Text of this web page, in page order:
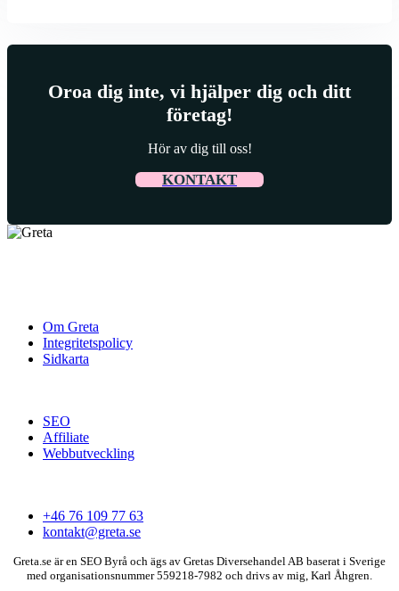
Oroa dig inte, vi hjälper dig och ditt
företag!
Hör av dig till oss!
KONTAKT
Om Greta
Integritetspolicy
Sidkarta
SEO
Affiliate
Webbutveckling
+46 76 109 77 63
kontakt@greta.se
Greta.se är en SEO Byrå och ägs av Gretas Diversehandel AB baserat i Sverige
med organisationsnummer 559218-7982 och drivs av mig, Karl Åhgren.